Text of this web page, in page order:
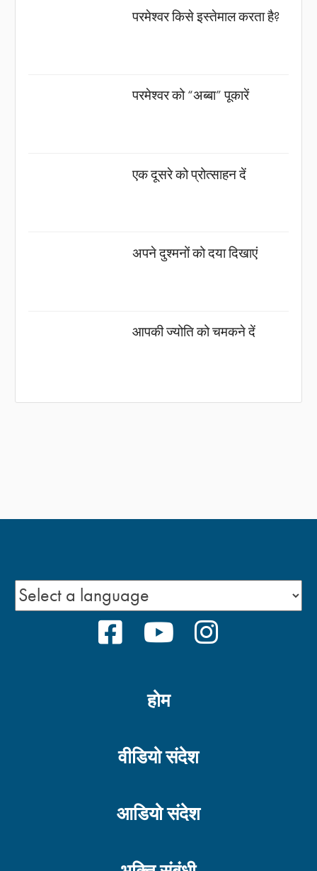
परमेश्वर किसे इस्तेमाल करता है?
परमेश्वर को “अब्बा” पूकारें
एक दूसरे को प्रोत्साहन दें
अपने दुश्मनों को दया दिखाएं
आपकी ज्योति को चमकने दें
FACEBOOK
YOUTUBE
होम
वीडियो संदेश
आडियो संदेश